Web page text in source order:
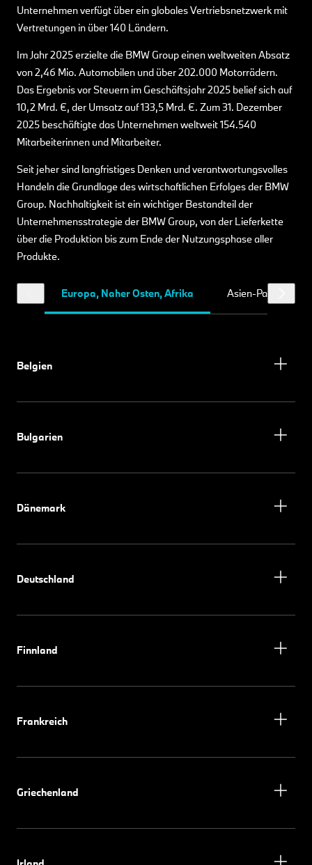
Unternehmen verfügt über ein globales Vertriebsnetzwerk mit
Vertretungen in über 140 Ländern.
Im Jahr 2025 erzielte die BMW Group einen weltweiten Absatz
von 2,46 Mio. Automobilen und über 202.000 Motorrädern.
Das Ergebnis vor Steuern im Geschäftsjahr 2025 belief sich auf
10,2 Mrd. €, der Umsatz auf 133,5 Mrd. €. Zum 31. Dezember
2025 beschäftigte das Unternehmen weltweit 154.540
Mitarbeiterinnen und Mitarbeiter.
Seit jeher sind langfristiges Denken und verantwortungsvolles
Handeln die Grundlage des wirtschaftlichen Erfolges der BMW
Group. Nachhaltigkeit ist ein wichtiger Bestandteil der
Unternehmensstrategie der BMW Group, von der Lieferkette
über die Produktion bis zum Ende der Nutzungsphase aller
Produkte.
Europa, Naher Osten, Afrika Asien-Pazifik
Belgien
Bulgarien
Dänemark
Deutschland
Finnland
Frankreich
Griechenland